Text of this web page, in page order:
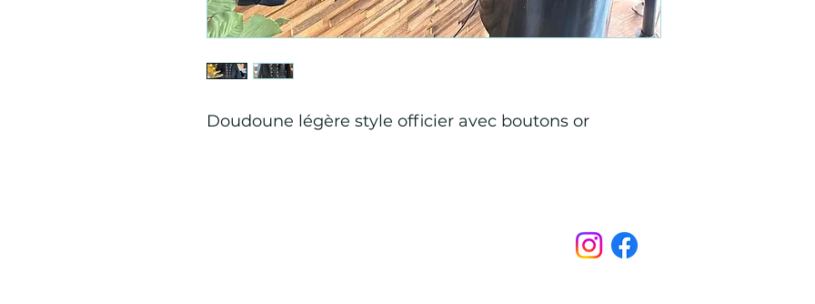
Doudoune légère style officier avec boutons or